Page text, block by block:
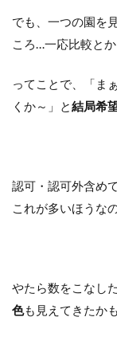
でも、一つの園を
ころ…一応比較と
ってことで、「ま
くか～」と結局希
認可・認可外含めて
これが多いほうな
やたら数をこなし
色も見えてきたかも